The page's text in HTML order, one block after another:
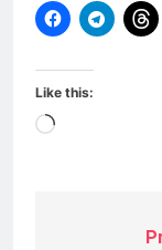
Like this:
Loading…